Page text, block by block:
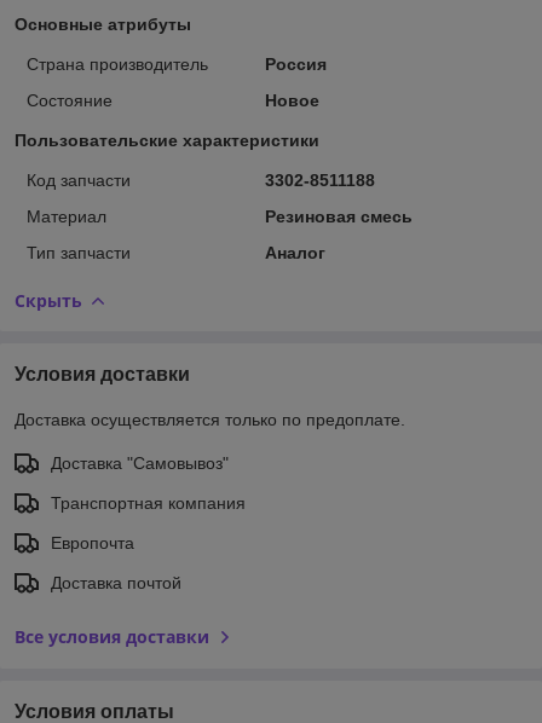
Основные атрибуты
Страна производитель
Россия
Состояние
Новое
Пользовательские характеристики
Код запчасти
3302-8511188
Материал
Резиновая смесь
Тип запчасти
Аналог
Скрыть
Условия доставки
Доставка осуществляется только по предоплате.
Доставка "Самовывоз"
Транспортная компания
Европочта
Доставка почтой
Все условия доставки
Условия оплаты